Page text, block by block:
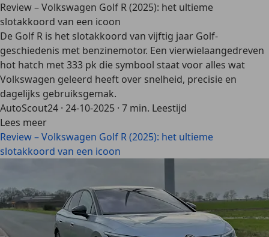
Review – Volkswagen Golf R (2025): het ultieme
slotakkoord van een icoon
De Golf R is het slotakkoord van vijftig jaar Golf-
geschiedenis met benzinemotor. Een vierwielaangedreven
hot hatch met 333 pk die symbool staat voor alles wat
Volkswagen geleerd heeft over snelheid, precisie en
dagelijks gebruiksgemak.
AutoScout24 · 24-10-2025 · 7 min. Leestijd
Lees meer
Review – Volkswagen Golf R (2025): het ultieme
slotakkoord van een icoon